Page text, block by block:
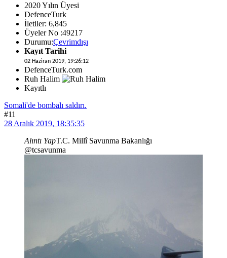
2020 Yılın Üyesi
DefenceTurk
İletiler: 6,845
Üyeler No :49217
Durumu:Çevrimdışı
Kayıt Tarihi
02 Haziran 2019, 19:26:12
DefenceTurk.com
Ruh Halim
Kayıtlı
Somali'de bombalı saldırı.
#11
28 Aralık 2019, 18:35:35
Alıntı YapT.C. Millî Savunma Bakanlığı
@tcsavunma